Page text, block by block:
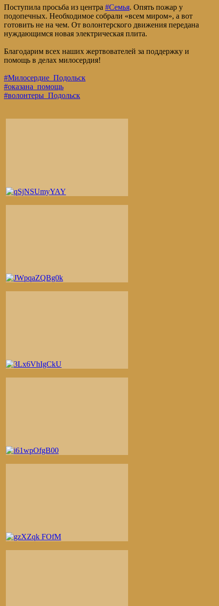
Поступила просьба из центра #Семья. Опять пожар у
подопечных. Необходимое собрали «всем миром», а вот
готовить не на чем. От волонтерского движения передана
нуждающимся новая электрическая плита.
Благодарим всех наших жертвователей за поддержку и
помощь в делах милосердия!
#Милосердие_Подольск
#оказана_помощь
#волонтеры_Подольск